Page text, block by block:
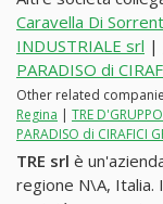
Caravella Di
INDUSTRIALE srl |
PARADISO di
Other related
Regina | TRE
PARADISO di CIRAFICI
TRE srl è
regione N\A, Italia.